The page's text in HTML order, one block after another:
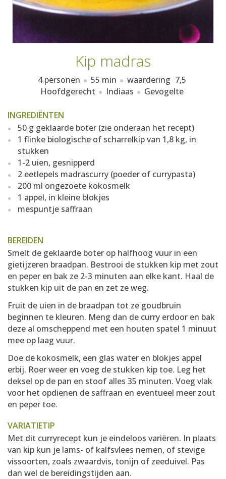
Kip madras
4 personen 55 min waardering 7,5
Hoofdgerecht
Indiaas Gevogelte
INGREDIËNTEN
50 g geklaarde boter (zie onderaan het recept)
1 flinke biologische of scharrelkip van 1,8 kg, in
stukken
1-2 uien, gesnipperd
2 eetlepels madrascurry (poeder of currypasta)
200 ml ongezoete kokosmelk
1 appel, in kleine blokjes
mespuntje saffraan
BEREIDEN
Smelt de geklaarde boter op halfhoog vuur in een
gietijzeren braadpan. Bestrooi de stukken kip met zout
en peper en bak ze 2-3 minuten aan elke kant. Haal de
stukken kip uit de pan en zet ze weg.
Fruit de uien in de braadpan tot ze goudbruin
beginnen te kleuren. Meng dan de curry erdoor en bak
deze al omscheppend met een houten spatel 1 minuut
mee op laag vuur.
Doe de kokosmelk, een glas water en blokjes appel
erbij. Roer weer en voeg de stukken kip toe. Leg het
deksel op de pan en stoof alles 35 minuten. Voeg vlak
voor het opdienen de saffraan en eventueel meer zout
en peper toe.
VARIATIETIP
Met dit curryrecept kun je eindeloos variëren. In plaats
van kip kun je lams- of kalfsvlees nemen, of stevige
vissoorten, zoals zwaardvis, tonijn of zeeduivel. Pas
dan wel de bereidingstijden aan.